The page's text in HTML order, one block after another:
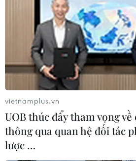
Đắk Lắk: Hai xe máy đâm
người thương vong
vietnamplus.vn
UOB thúc đẩy tham vọng về
thông qua quan hệ đối tác
lược …